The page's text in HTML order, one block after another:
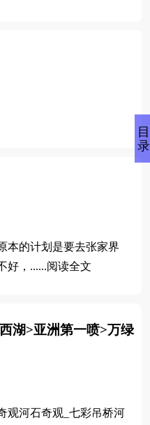
本的计划是要去张家界
好，......阅读全文
湖>亚洲第一喷>万绿
观河石奇观_七彩吊桥河
目
录